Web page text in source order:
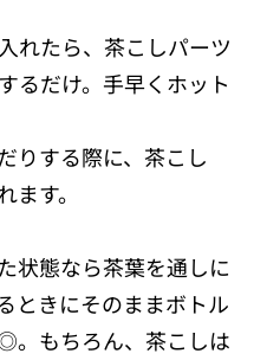
れたら、茶こしパーツ
るだけ。手早くホット
りする際に、茶こし
す。
状態なら茶葉を通しに
ときにそのままボトル
。もちろん、茶こしは